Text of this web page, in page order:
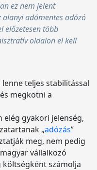
ez nem jelent
adómentes adózó
előzetesen több
oldalon el kell
teljes stabilitással
megkötni a
elég gyakori jelenség,
„adózás”
meg, nem pedig
vállalkozó
számolja